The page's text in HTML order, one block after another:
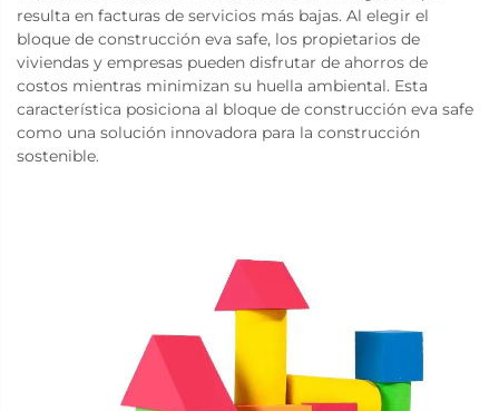
resulta en facturas de servicios más bajas. Al elegir el
bloque de construcción eva safe, los propietarios de
viviendas y empresas pueden disfrutar de ahorros de
costos mientras minimizan su huella ambiental. Esta
característica posiciona al bloque de construcción eva safe
como una solución innovadora para la construcción
sostenible.